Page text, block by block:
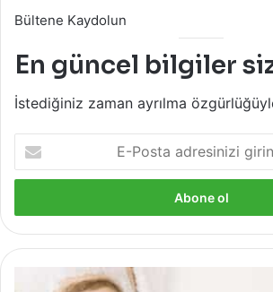
Bültene Kaydolun
En güncel bilgiler
İstediğiniz zaman ayrılma
Posta
adresinizi
Kolaylıkla